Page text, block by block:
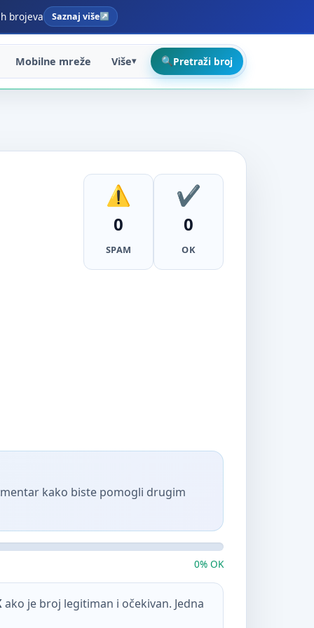
brojeva Saznaj više
Mobilne mreže Više Pretraži broj
0
SPAM
0
OK
kako biste pomogli drugim
0% OK
ako je broj legitiman i očekivan. Jedna